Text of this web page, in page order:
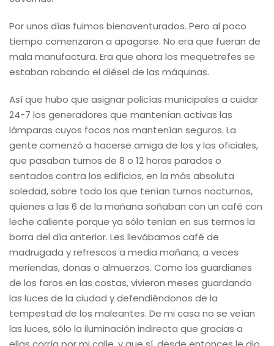
Por unos días fuimos bienaventurados. Pero al poco
tiempo comenzaron a apagarse. No era que fueran de
mala manufactura. Era que ahora los mequetrefes se
estaban robando el diésel de las máquinas.
Así que hubo que asignar policías municipales a cuidar
24-7 los generadores que mantenían activas las
lámparas cuyos focos nos mantenían seguros. La
gente comenzó a hacerse amiga de los y las oficiales,
que pasaban turnos de 8 o 12 horas parados o
sentados contra los edificios, en la más absoluta
soledad, sobre todo los que tenían turnos nocturnos,
quienes a las 6 de la mañana soñaban con un café con
leche caliente porque ya sólo tenían en sus termos la
borra del día anterior. Les llevábamos café de
madrugada y refrescos a media mañana; a veces
meriendas, donas o almuerzos. Como los guardianes
de los faros en las costas, vivieron meses guardando
las luces de la ciudad y defendiéndonos de la
tempestad de los maleantes. De mi casa no se veían
las luces, sólo la iluminación indirecta que gracias a